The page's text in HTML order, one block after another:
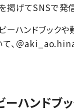
掲げてSNSで発
ーハンドブック
て、＠
ーハンドブ